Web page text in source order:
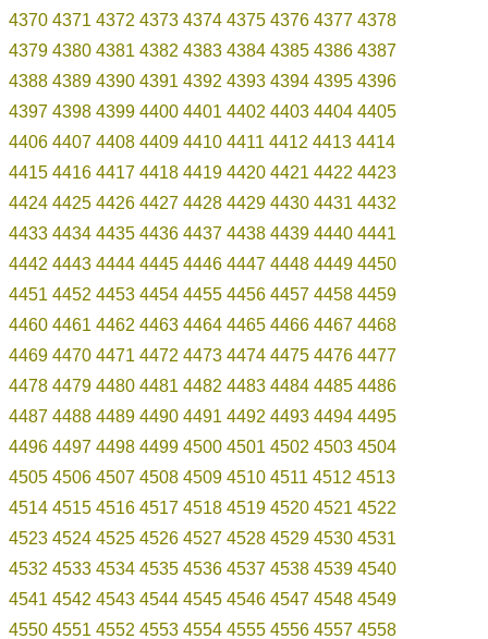
4370 4371 4372 4373 4374 4375 4376 4377 4378
4379 4380 4381 4382 4383 4384 4385 4386 4387
4388 4389 4390 4391 4392 4393 4394 4395 4396
4397 4398 4399 4400 4401 4402 4403 4404 4405
4406 4407 4408 4409 4410 4411 4412 4413 4414
4415 4416 4417 4418 4419 4420 4421 4422 4423
4424 4425 4426 4427 4428 4429 4430 4431 4432
4433 4434 4435 4436 4437 4438 4439 4440 4441
4442 4443 4444 4445 4446 4447 4448 4449 4450
4451 4452 4453 4454 4455 4456 4457 4458 4459
4460 4461 4462 4463 4464 4465 4466 4467 4468
4469 4470 4471 4472 4473 4474 4475 4476 4477
4478 4479 4480 4481 4482 4483 4484 4485 4486
4487 4488 4489 4490 4491 4492 4493 4494 4495
4496 4497 4498 4499 4500 4501 4502 4503 4504
4505 4506 4507 4508 4509 4510 4511 4512 4513
4514 4515 4516 4517 4518 4519 4520 4521 4522
4523 4524 4525 4526 4527 4528 4529 4530 4531
4532 4533 4534 4535 4536 4537 4538 4539 4540
4541 4542 4543 4544 4545 4546 4547 4548 4549
4550 4551 4552 4553 4554 4555 4556 4557 4558